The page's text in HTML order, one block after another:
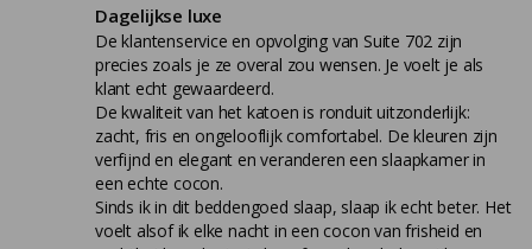
Dagelijkse luxe
De klantenservice en opvolging van Suite 702 zijn
precies zoals je ze overal zou wensen. Je voelt je als
klant echt gewaardeerd.
De kwaliteit van het katoen is ronduit uitzonderlijk:
zacht, fris en ongelooflijk comfortabel. De kleuren zijn
verfijnd en elegant en veranderen een slaapkamer in
een echte cocon.
Sinds ik in dit beddengoed slaap, slaap ik echt beter. Het
voelt alsof ik elke nacht in een cocon van frisheid en